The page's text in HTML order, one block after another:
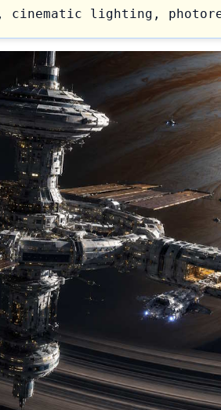
cinematic lighting,